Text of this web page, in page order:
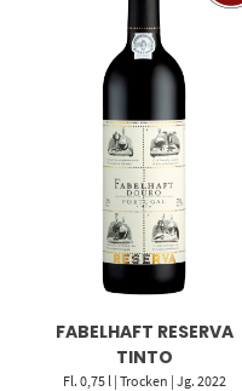
FABELHAFT RESERVA
TINTO
Fl. 0,75 l | Trocken | Jg. 2022